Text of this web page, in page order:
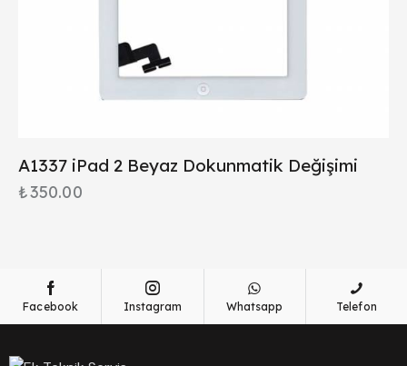
A1337 iPad 2 Beyaz Dokunmatik Değişimi
₺350.00
Facebook Instagram Whatsapp Telefon